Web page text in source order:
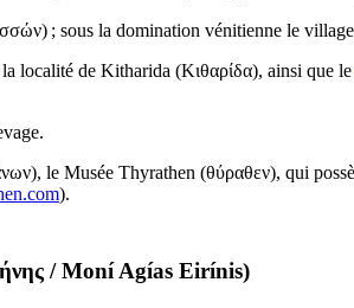
) ; sous la domination vénitienne le
localité de Kitharida (Κιθαρίδα), ainsi que le
), le Musée Thyrathen (θύραθεν), qui
).
/Moní Agías Eirínis)